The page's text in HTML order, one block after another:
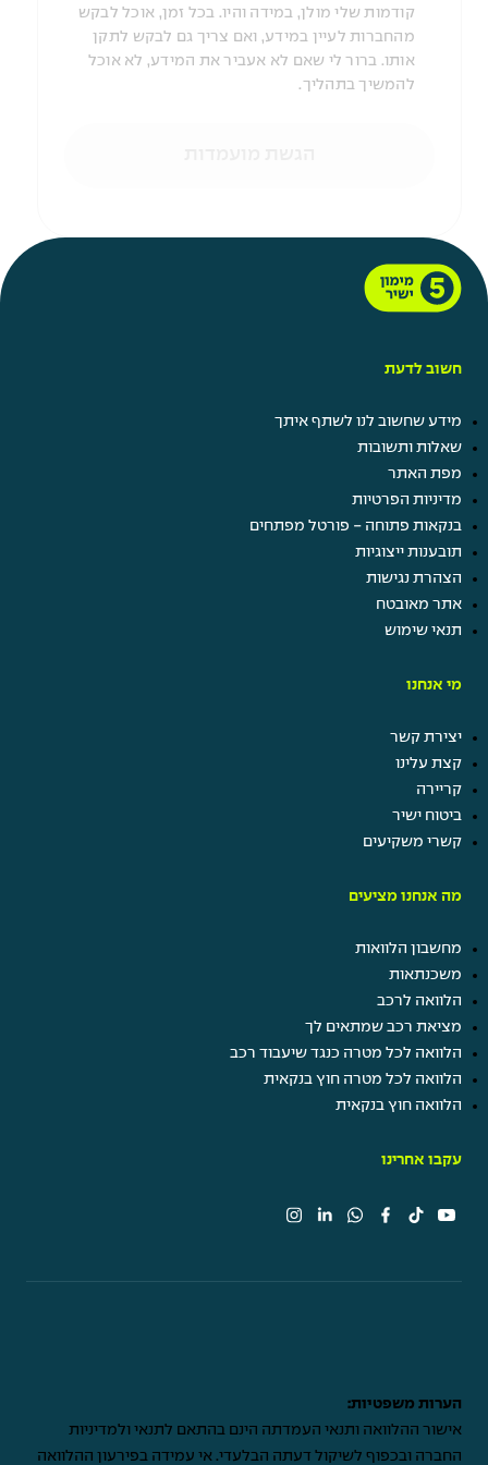
קודמות שלי מולן, במידה והיו. בכל זמן, אוכל לבקש
מהחברות לעיין במידע, ואם צריך גם לבקש לתקן
אותו. ברור לי שאם לא אעביר את המידע, לא אוכל
להמשיך בתהליך.
חשוב לדעת
מידע שחשוב לנו לשתף איתך
שאלות ותשובות
מפת האתר
מדיניות הפרטיות
בנקאות פתוחה - פורטל מפתחים
תובענות ייצוגיות
הצהרת נגישות
אתר מאובטח
תנאי שימוש
מי אנחנו
יצירת קשר
קצת עלינו
קריירה
ביטוח ישיר
קשרי משקיעים
מה אנחנו מציעים
מחשבון הלוואות
משכנתאות
הלוואה לרכב
מציאת רכב שמתאים לך
הלוואה לכל מטרה כנגד שיעבוד רכב
הלוואה לכל מטרה חוץ בנקאית
הלוואה חוץ בנקאית
עקבו אחרינו
הערות משפטיות:
אישור ההלוואה ותנאי העמדתה הינם בהתאם לתנאי ולמדיניות
החברה ובכפוף לשיקול דעתה הבלעדי. אי עמידה בפירעון ההלוואה